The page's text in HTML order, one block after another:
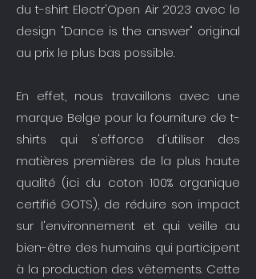
du t-shirt Electr'Open Air 2023 avec le
design "Dance is the answer" original
au prix le plus bas possible.
En effet, nous travaillons avec une
marque Belge pour la fourniture de t-
shirts qui s'efforce d'utiliser des
matières premières de la plus haute
qualité (ici du coton 100% organique
certifié GOTS), de réduire son impact
sur l'environnement et qui veille au
bien-être des humains qui participent
à la production des vêtements. Cette